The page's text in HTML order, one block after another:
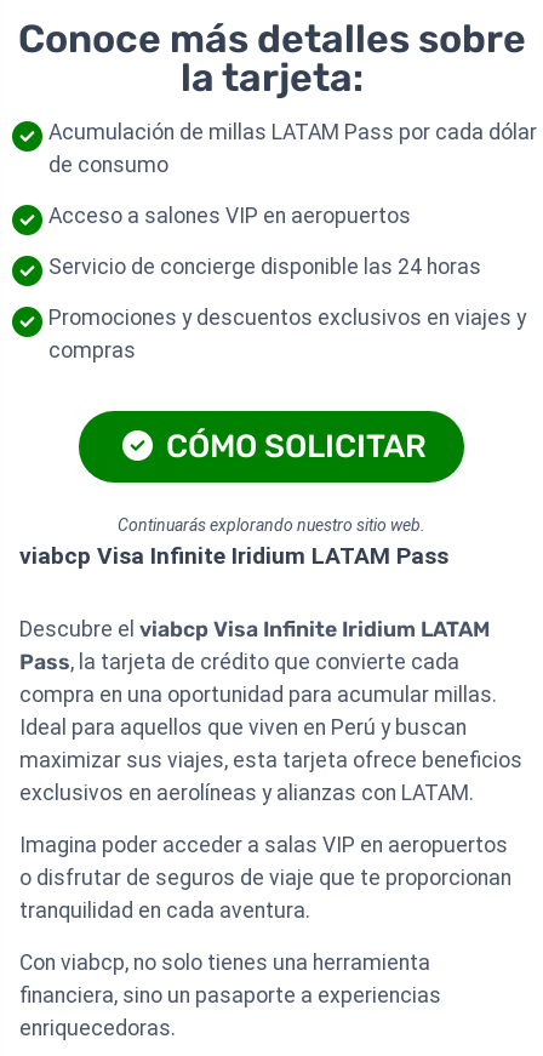
Conoce más detalles sobre
la tarjeta:
Acumulación de millas LATAM Pass por cada dólar
de consumo
Acceso a salones VIP en aeropuertos
Servicio de concierge disponible las 24 horas
Promociones y descuentos exclusivos en viajes y
compras
CÓMO SOLICITAR
Continuarás explorando nuestro sitio web.
viabcp Visa Infinite Iridium LATAM Pass
Descubre el viabcp Visa Infinite Iridium LATAM
Pass, la tarjeta de crédito que convierte cada
compra en una oportunidad para acumular millas.
Ideal para aquellos que viven en Perú y buscan
maximizar sus viajes, esta tarjeta ofrece beneficios
exclusivos en aerolíneas y alianzas con LATAM.
Imagina poder acceder a salas VIP en aeropuertos
o disfrutar de seguros de viaje que te proporcionan
tranquilidad en cada aventura.
Con viabcp, no solo tienes una herramienta
financiera, sino un pasaporte a experiencias
enriquecedoras.